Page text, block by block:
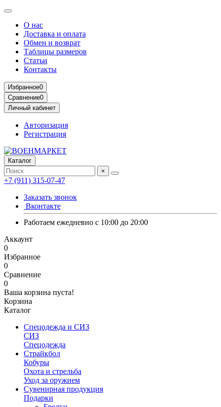
О нас
Доставка и оплата
Обмен и возврат
Таблицы размеров
Статьи
Контакты
Избранное0
Сравнение0
Личный кабинет
Авторизация
Регистрация
Каталог
×
+7 (911) 315-07-47
Заказать звонок
Вконтакте
Работаем ежедневно с 10:00 до 20:00
Аккаунт
0
Избранное
0
Сравнение
0
Ваша корзина пуста!
Корзина
Каталог
Спецодежда и СИЗ
СИЗ
Спецодежда
Страйкбол
Кобуры
Охота и стрельба
Уход за оружием
Сувенирная продукция
Подарки